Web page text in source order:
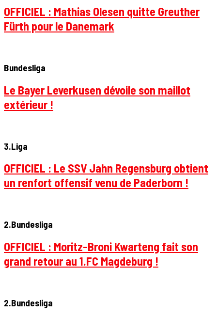
OFFICIEL : Mathias Olesen quitte Greuther
Fürth pour le Danemark
Bundesliga
Le Bayer Leverkusen dévoile son maillot
extérieur !
3.Liga
OFFICIEL : Le SSV Jahn Regensburg obtient
un renfort offensif venu de Paderborn !
2.Bundesliga
OFFICIEL : Moritz-Broni Kwarteng fait son
grand retour au 1.FC Magdeburg !
2.Bundesliga